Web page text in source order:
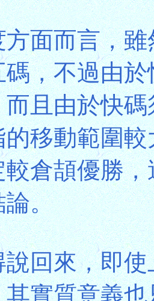
面而言，
，不過由
且由於快
移動範圍
倉頡優勝
論。
回來，即
實質意義